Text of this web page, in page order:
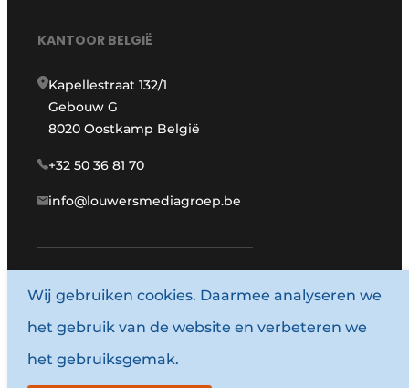
KANTOOR BELGIË
Kapellestraat 132/1
Gebouw G
8020 Oostkamp België
+32 50 36 81 70
info@louwersmediagroep.be
www.louwersmediagroep.com
© 1987 - 2026 Louwersmediagroep.
Algemene voorwaarden
Wij gebruiken cookies. Daarmee analyseren we
het gebruik van de website en verbeteren we
het gebruiksgemak.